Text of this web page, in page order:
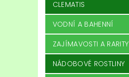
CLEMATIS
VODNÍ A BAHENNÍ
ZAJÍMAVOSTI A RARITY
NÁDOBOVÉ ROSTLINY